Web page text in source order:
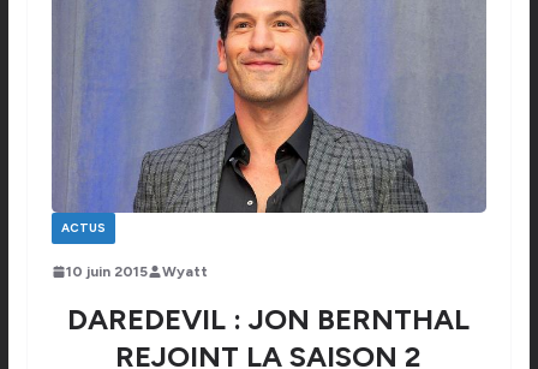
ACTUS
10 juin 2015 Wyatt
DAREDEVIL : JON BERNTHAL
REJOINT LA SAISON 2